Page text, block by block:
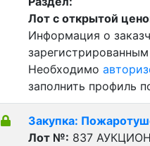
Лот с открытой
Информация о
Необходимо
заполнить профиль
Закупка:
Лот №: 837 АУКЦИОН